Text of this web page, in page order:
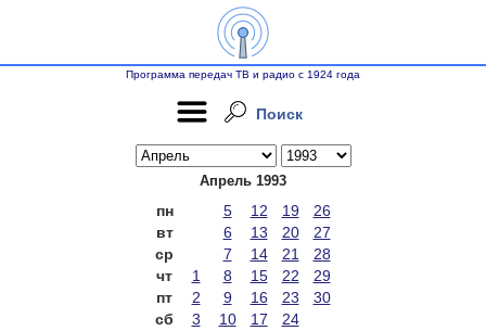
Программа передач ТВ и радио с 1924 года
Поиск
Апрель 1993
пн 5 12 19
26
вт
6 13 20
27
ср
7 14 21
28
чт
1 8 15 22
29
пт
2 9 16 23
30
сб
3 10 17
24